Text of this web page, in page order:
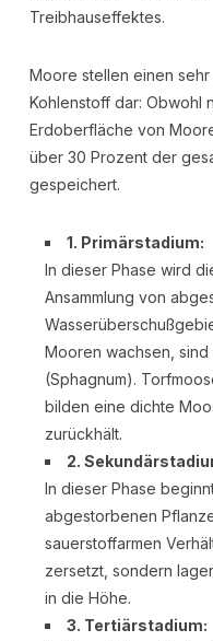
Treibhauseffektes.
Moore stellen einen
Kohlenstoff dar: Obwohl
Erdoberfläche von
über 30 Prozent der
gespeichert.
1. Primärstadium:
In dieser Phase wird
Ansammlung von
Mooren wachsen,
(Sphagnum).
bilden eine dichte
zurückhält.
2.
In dieser Phase
abgestorbenen
sauerstoffarmen
zersetzt, sondern
in die Höhe.
3. Tertiärstadium: